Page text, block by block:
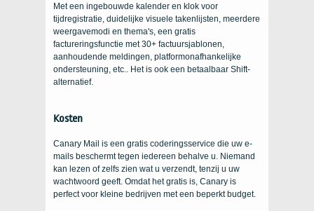
Met een ingebouwde kalender en klok voor
tijdregistratie, duidelijke visuele takenlijsten, meerdere
weergavemodi en thema's, een gratis
factureringsfunctie met 30+ factuursjablonen,
aanhoudende meldingen, platformonafhankelijke
ondersteuning, etc.. Het is ook een betaalbaar Shift-
alternatief.
Kosten
Canary Mail is een gratis coderingsservice die uw e-
mails beschermt tegen iedereen behalve u. Niemand
kan lezen of zelfs zien wat u verzendt, tenzij u uw
wachtwoord geeft. Omdat het gratis is, Canary is
perfect voor kleine bedrijven met een beperkt budget.